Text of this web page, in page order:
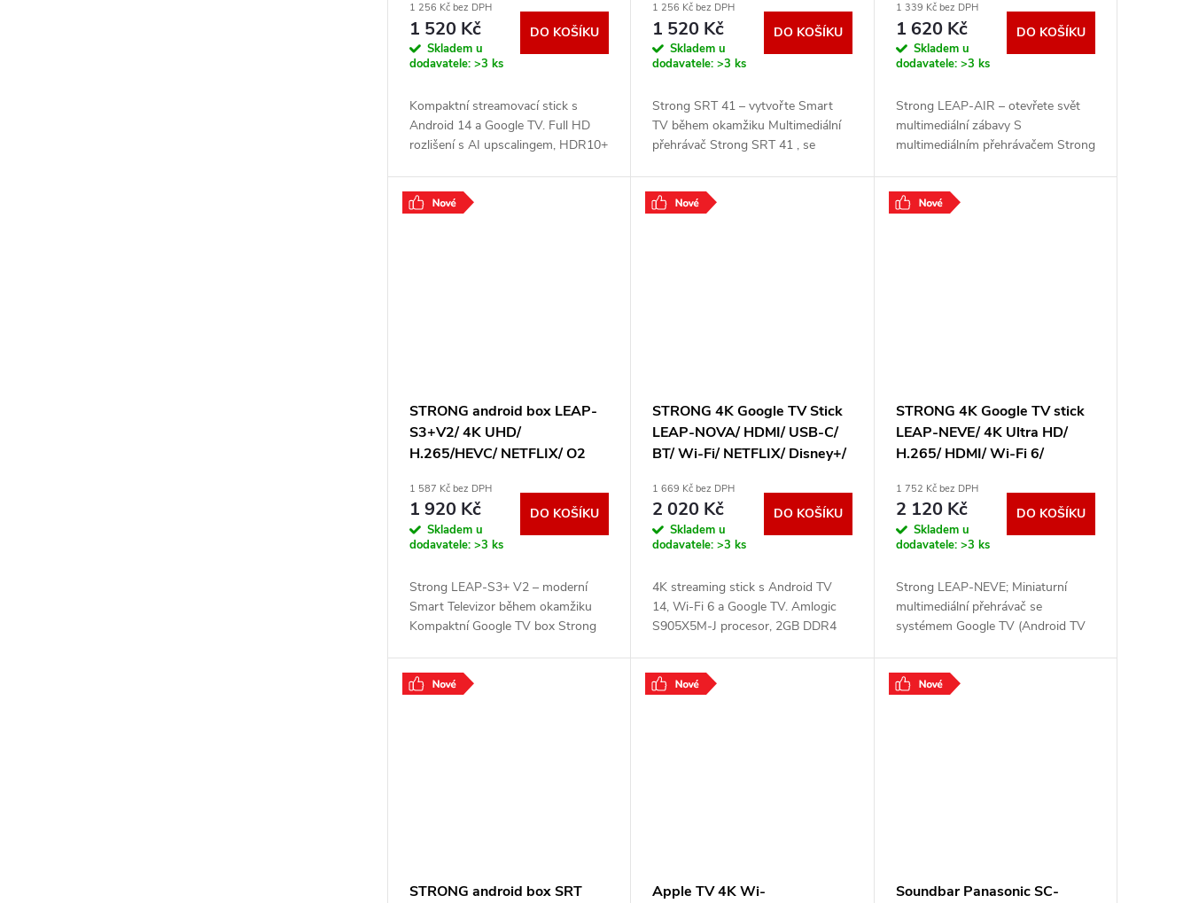
14/ černý LEAP-UNA+
1 256 Kč bez DPH
1 520 Kč
Skladem u
dodavatele: >3 ks
DO KOŠÍKU
Kompaktní streamovací stick s
Android 14 a Google TV. Full HD
rozlišení s AI upscalingem, HDR10+
Disney+, YouTube
Android 14/ černý SRT41
1 256 Kč bez DPH
1 520 Kč
Skladem u
dodavatele:>3 ks
DO KOŠÍKU
Strong SRT 41 – vytvořte Smart
TV během okamžiku Multimediální
přehrávač Strong SRT 41 , se
obchodu Google
Google TV/ bílý LEAP-AIR
1 339 Kč bez DPH
1 620 Kč
Skladem u
dodavatele: >3 ks
DO KOŠÍKU
Strong LEAP-AIR – otevřete svět
multimediální zábavy S
multimediálním přehrávačem Strong
televizor házet do starého
STRONG android box LEAP-
S3+V2/ 4K UHD/
H.265/HEVC/ NETFLIX/ O2
LAN/ Wi-Fi/ Android TV 11/
bílý LEAP-S3+V2
1 587 Kč bez DPH
1 920 Kč
Skladem u
dodavatele: >3 ks
DO KOŠÍKU
Strong LEAP-S3+ V2 – moderní
Smart Televizor během okamžiku
Kompaktní Google TV box Strong
Smart TV s obchodem
STRONG 4K Google TV Stick
LEAP-NOVA/ HDMI/ USB-C/
BT/ Wi-Fi/ NETFLIX/ Disney+/
14/ černý LEAP-NOVA
1 669 Kč bez DPH
2 020 Kč
Skladem u
dodavatele:>3 ks
DO KOŠÍKU
4K streaming stick s Android TV
14, Wi-Fi 6 a Google TV. Amlogic
S905X5M-J procesor, 2GB DDR4
Bluetooth 5.2, HDMI
STRONG 4K Google TV stick
LEAP-NEVE/ 4K Ultra HD/
H.265/ HDMI/ Wi-Fi 6/
Disney+/ Google TV/ bílý
LEAP-NEVE
1 752 Kč bez DPH
2 120 Kč
Skladem u
dodavatele: >3 ks
DO KOŠÍKU
Strong LEAP-NEVE; Miniaturní
multimediální přehrávač se
systémem Google TV (Android TV
formát HDR10+ a HLG pro
STRONG android box SRT
Apple TV 4K Wi-
Soundbar Panasonic SC-